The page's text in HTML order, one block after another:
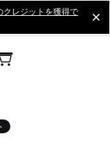
クレジットを獲得で